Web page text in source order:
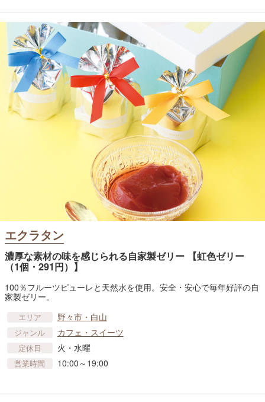
エクラタン
濃厚な素材の味を感じられる自家製ゼリー 【虹色ゼリー
（1個・291円）】
100％フルーツピューレと天然水を使用。安全・安心で毎年好評の自
家製ゼリー。
エリア 野々市・白山
ジャンル カフェ・スイーツ
定休日 火・水曜
営業時間 10:00～19:00